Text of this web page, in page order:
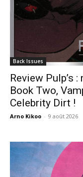
Back Issues
Review Pulp’s
Book Two,
Celebrity Dirt !
Arno Kikoo - 9 août 2026